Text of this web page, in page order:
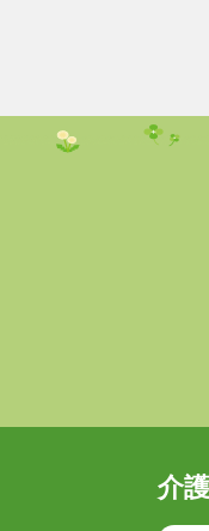
介